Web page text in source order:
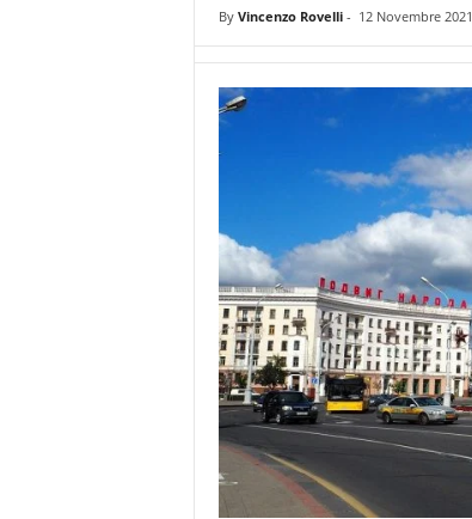
By Vincenzo Rovelli- 12 Novembre 2021